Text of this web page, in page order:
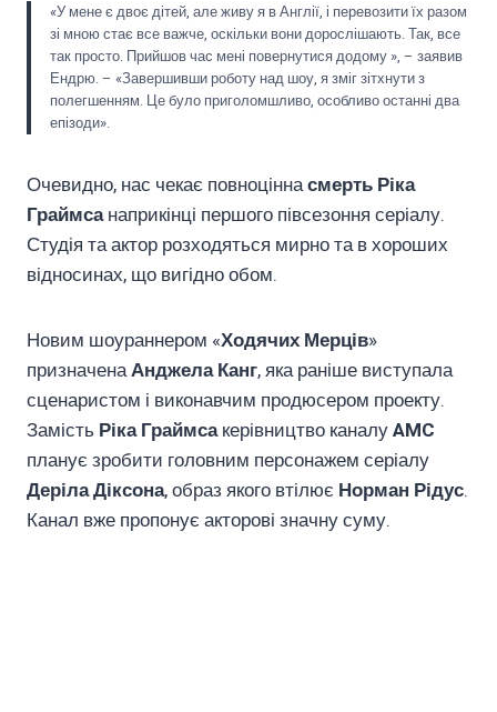
«У мене є двоє дітей, але живу я в Англії, і перевозити їх разом
зі мною стає все важче, оскільки вони дорослішають. Так, все
так просто. Прийшов час мені повернутися додому », – заявив
Ендрю. – «Завершивши роботу над шоу, я зміг зітхнути з
полегшенням. Це було приголомшливо, особливо останні два
епізоди».
Очевидно, нас чекає повноціннасмерть Ріка
Граймсанаприкінці першого півсезоння серіалу.
Студія та актор розходяться мирно та в хороших
відносинах, що вигідно обом.
Новим шоураннером «Ходячих Мерців»
призначенаАнджела Канг, яка раніше виступала
сценаристом і виконавчим продюсером проекту.
Замість Ріка Граймсакерівництво каналуAMC
планує зробити головним персонажем серіалу
Деріла Діксона, образ якого втілює Норман Рідус.
Канал вже пропонує акторові значну суму.